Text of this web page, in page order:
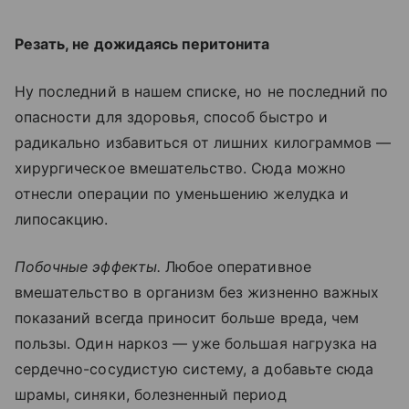
Резать, не дожидаясь перитонита
Ну последний в нашем списке, но не последний по
опасности для здоровья, способ быстро и
радикально избавиться от лишних килограммов —
хирургическое вмешательство. Сюда можно
отнесли операции по уменьшению желудка и
липосакцию.
Побочные эффекты. Любое оперативное
вмешательство в организм без жизненно важных
показаний всегда приносит больше вреда, чем
пользы. Один наркоз — уже большая нагрузка на
сердечно-сосудистую систему, а добавьте сюда
шрамы, синяки, болезненный период